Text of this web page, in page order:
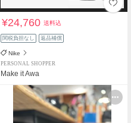
¥24,760送料込
関税負担なし 返品補償
Nike
PERSONAL SHOPPER
Make it Awa